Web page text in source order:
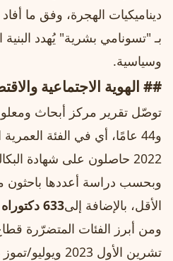
ديناميكيات الهجرة، وفق ما
بـ "تسونامي بشرية" يُهدد
وسياسية.
## الهوية الاجتماعية
توصّل تقرير مركز أبحاث
و44 عامًا، أي في الفئة العمرية الإنتاجية الأعلى. كما كشفت إحصاءات أن
2022 حاصلون على شهادة البكالوريوس، فيما بلغت نسبة حاملي الماجستير
وبحسب دراسة أعددها باحثون
الأقل، بالإضافة إلى633 دكتوراه
ومن أبرز الفئات المتضرّرة
تشرين الأول 2023 ويوليو/تموز 2024، ما يُعادل